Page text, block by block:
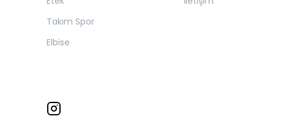
Takım Spor
Elbise